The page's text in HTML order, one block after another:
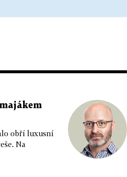
obří luxusní
Na